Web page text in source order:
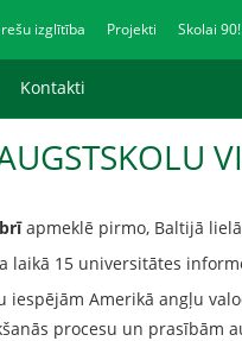
izglītība Projekti Skolai 90!
Kontakti
apmeklē pirmo, Baltijā
laikā 15 universitātes
iespējām Amerikā angļu
procesu un prasībām